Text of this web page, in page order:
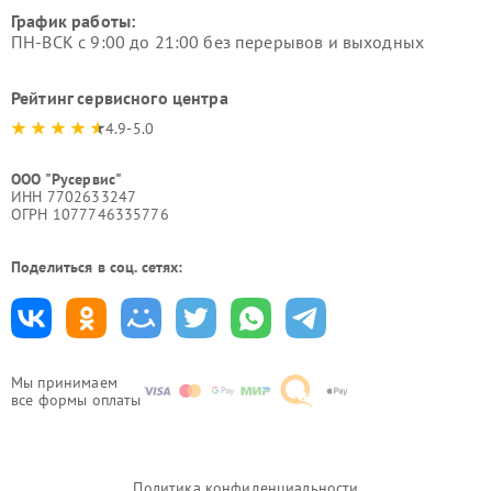
Мы принимаем
все формы оплаты
График работы:
ПН-ВСК с 9:00 до 21:00 без перерывов и выходных
Рейтинг сервисного центра
4.9-5.0
ООО "Русервис"
ИНН 7702633247
ОГРН 1077746335776
Поделиться в соц. сетях: